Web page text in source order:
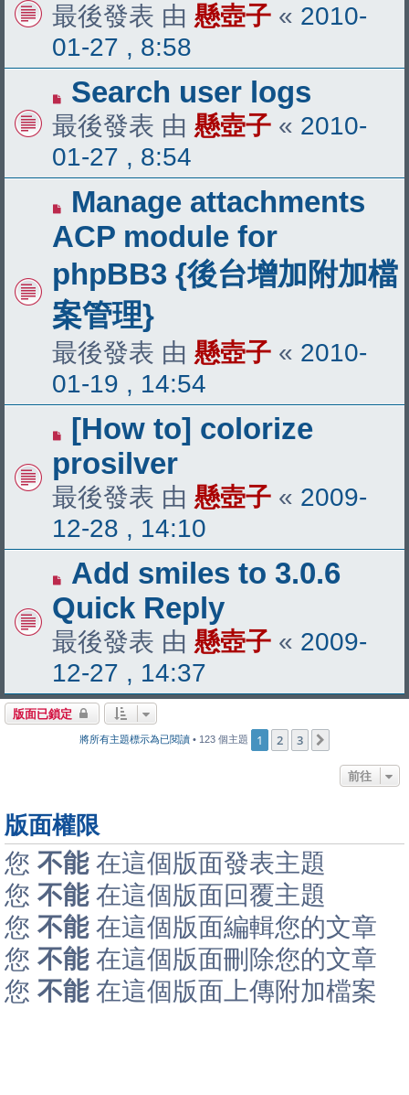
最後發表 由 懸壺子 « 2010-
01-27 , 8:58
Search user logs
最後發表 由 懸壺子 « 2010-
01-27 , 8:54
Manage attachments
ACP module for
phpBB3 {後台增加附加檔
案管理}
最後發表 由 懸壺子 « 2010-
01-19 , 14:54
[How to] colorize
prosilver
最後發表 由 懸壺子 « 2009-
12-28 , 14:10
Add smiles to 3.0.6
Quick Reply
最後發表 由 懸壺子 « 2009-
12-27 , 14:37
版面已鎖定
將所有主題標示為已閱讀 • 123 個主題 1 2 3
前往
版面權限
您 不能在這個版面發表主題
您 不能在這個版面回覆主題
您 不能在這個版面編輯您的文章
您 不能在這個版面刪除您的文章
您 不能在這個版面上傳附加檔案